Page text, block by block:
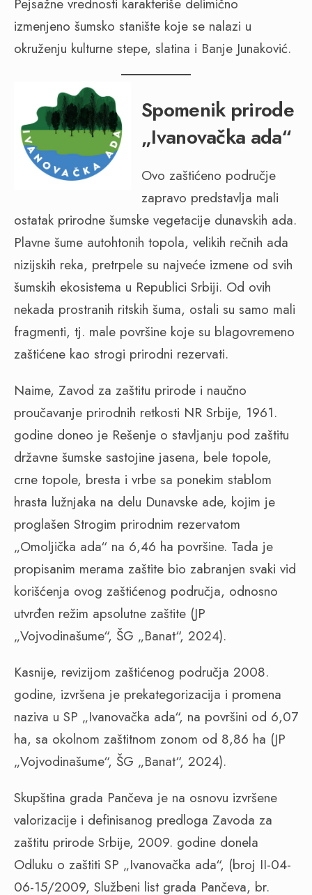
Pejsažne vrednosti karakteriše delimično
izmenjeno šumsko stanište koje se nalazi u
okruženju kulturne stepe, slatina i Banje Junaković.
Spomenik prirode
„Ivanovačka ada“
Ovo zaštićeno područje
zapravo predstavlja mali
ostatak prirodne šumske vegetacije dunavskih ada.
Plavne šume autohtonih topola, velikih rečnih ada
nizijskih reka, pretrpele su najveće izmene od svih
šumskih ekosistema u Republici Srbiji. Od ovih
nekada prostranih ritskih šuma, ostali su samo mali
fragmenti, tj. male površine koje su blagovremeno
zaštićene kao strogi prirodni rezervati.
Naime, Zavod za zaštitu prirode i naučno
proučavanje prirodnih retkosti NR Srbije, 1961.
godine doneo je Rešenje o stavljanju pod zaštitu
državne šumske sastojine jasena, bele topole,
crne topole, bresta i vrbe sa ponekim stablom
hrasta lužnjaka na delu Dunavske ade, kojim je
proglašen Strogim prirodnim rezervatom
„Omoljička ada“ na 6,46 ha površine. Tada je
propisanim merama zaštite bio zabranjen svaki vid
korišćenja ovog zaštićenog područja, odnosno
utvrđen režim apsolutne zaštite (JP
„Vojvodinašume“, ŠG „Banat“, 2024).
Kasnije, revizijom zaštićenog područja 2008.
godine, izvršena je prekategorizacija i promena
naziva u SP „Ivanovačka ada“, na površini od 6,07
ha, sa okolnom zaštitnom zonom od 8,86 ha (JP
„Vojvodinašume“, ŠG „Banat“, 2024).
Skupština grada Pančeva je na osnovu izvršene
valorizacije i definisanog predloga Zavoda za
zaštitu prirode Srbije, 2009. godine donela
Odluku o zaštiti SP „Ivanovačka ada“, (broj II-04-
06-15/2009, Službeni list grada Pančeva, br.